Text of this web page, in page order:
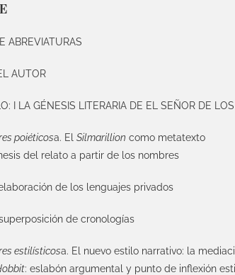
ABREVIATURAS
AUTOR
I LA GÉNESIS LITERARIA DE EL SEÑOR DE
poiéticosa. El Silmarillion como metatexto
del relato a partir de los nombres
de los lenguajes privados
de cronologías
estilísticosa. El nuevo estilo narrativo: la
: eslabón argumental y punto de inflexión